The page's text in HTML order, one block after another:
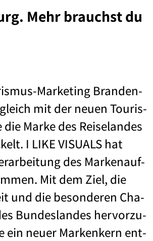
Mehr brauchst du
Mar­ke­ting Bran­den­
mit der neu­en Tou­ris­
Mar­ke des Rei­se­lan­des
I LIKE VISU­ALS hat
des Mar­ken­auf­
Mit dem Ziel, die
und die beson­de­ren Cha­
Bun­des­lan­des her­vor­zu­
ein neu­er Mar­ken­kern ent­